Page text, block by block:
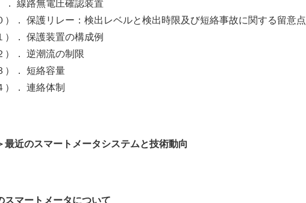
線路無電圧確認装置
保護リレー：検出レベルと検出時限及び短絡事故に関する留意点
． 保護装置の構成例
． 逆潮流の制限
． 短絡容量
． 連絡体制
最近のスマートメータシステムと技術動向
スマートメータについて